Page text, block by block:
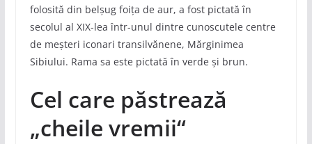
folosită din belșug foița de aur, a fost pictată în
secolul al XIX-lea într-unul dintre cunoscutele centre
de meșteri iconari transilvănene, Mărginimea
Sibiului. Rama sa este pictată în verde și brun.
Cel care păstrează
„cheile vremii“